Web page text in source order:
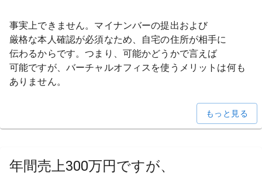
事実上できません。 マイナンバーの提出および
厳格な本人確認が必須なため、 自宅の住所が相手に
伝わるからです。つまり、 可能かどうかで言えば
可能ですが、 バーチャルオフィスを使う メリットは何も
ありません。
もっと見る
年間売上300万円ですが、